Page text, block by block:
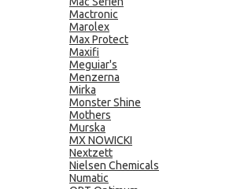
Mactronic
Marolex
Max Protect
Maxifi
Meguiar's
Menzerna
Mirka
Monster Shine
Mothers
Murska
MX NOWICKI
Nextzett
Nielsen Chemicals
Numatic